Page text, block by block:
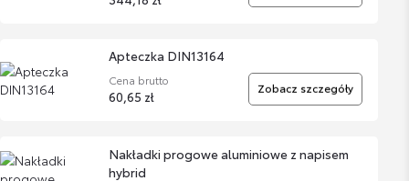
Apteczka DIN13164
Cena brutto
60,65 zł Zobacz szczegóły
Nakładki progowe aluminiowe z napisem
hybrid